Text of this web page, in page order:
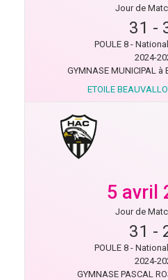
Jour de
31 -
POULE 8 -
2024-
GYMNASE MUNICIPAL à
ETOILE
5 avril
Jour de
31 -
POULE 8 -
2024-
GYMNASE PASCAL